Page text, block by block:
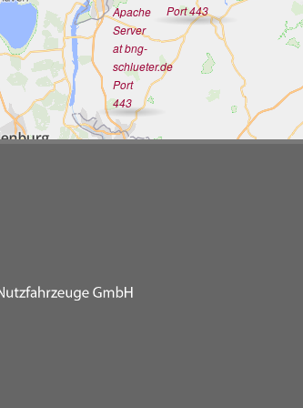
Port 443
Apache
Server
at bng-
schlueter.de
Port
443